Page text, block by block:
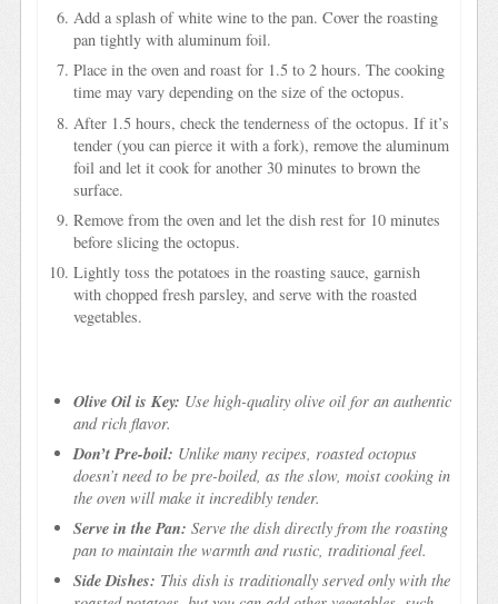
Add a splash of white wine to the pan. Cover the roasting
pan tightly with aluminum foil.
Place in the oven and roast for 1.5 to 2 hours. The cooking
time may vary depending on the size of the octopus.
After 1.5 hours, check the tenderness of the octopus. If it’s
tender (you can pierce it with a fork), remove the aluminum
foil and let it cook for another 30 minutes to brown the
surface.
Remove from the oven and let the dish rest for 10 minutes
before slicing the octopus.
Lightly toss the potatoes in the roasting sauce, garnish
with chopped fresh parsley, and serve with the roasted
vegetables.
Olive Oil is Key: Use high-quality olive oil for an authentic
and rich flavor.
Don’t Pre-boil: Unlike many recipes, roasted octopus
doesn’t need to be pre-boiled, as the slow, moist cooking in
the oven will make it incredibly tender.
Serve in the Pan: Serve the dish directly from the roasting
pan to maintain the warmth and rustic, traditional feel.
Side Dishes: This dish is traditionally served only with the